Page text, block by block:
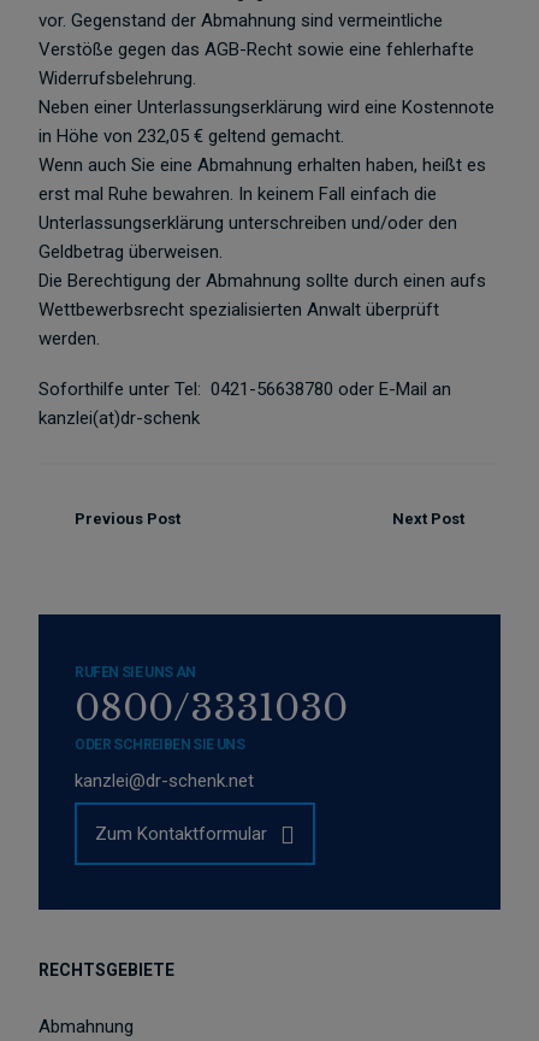
vor. Gegenstand der Abmahnung sind vermeintliche
Verstöße gegen das AGB-Recht sowie eine fehlerhafte
Widerrufsbelehrung.
Neben einer Unterlassungserklärung wird eine Kostennote
in Höhe von 232,05 € geltend gemacht.
Wenn auch Sie eine Abmahnung erhalten haben, heißt es
erst mal Ruhe bewahren. In keinem Fall einfach die
Unterlassungserklärung unterschreiben und/oder den
Geldbetrag überweisen.
Die Berechtigung der Abmahnung sollte durch einen aufs
Wettbewerbsrecht spezialisierten Anwalt überprüft
werden.
Soforthilfe unter Tel: 0421-56638780 oder E-Mail an
kanzlei(at)dr-schenk
Previous Post Next Post
RUFEN SIE UNS AN
0800/3331030
ODER SCHREIBEN SIE UNS
kanzlei@dr-schenk.net
Zum Kontaktformular
RECHTSGEBIETE
Abmahnung